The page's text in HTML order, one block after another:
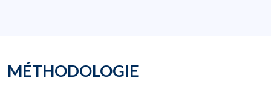
MÉTHODOLOGIE